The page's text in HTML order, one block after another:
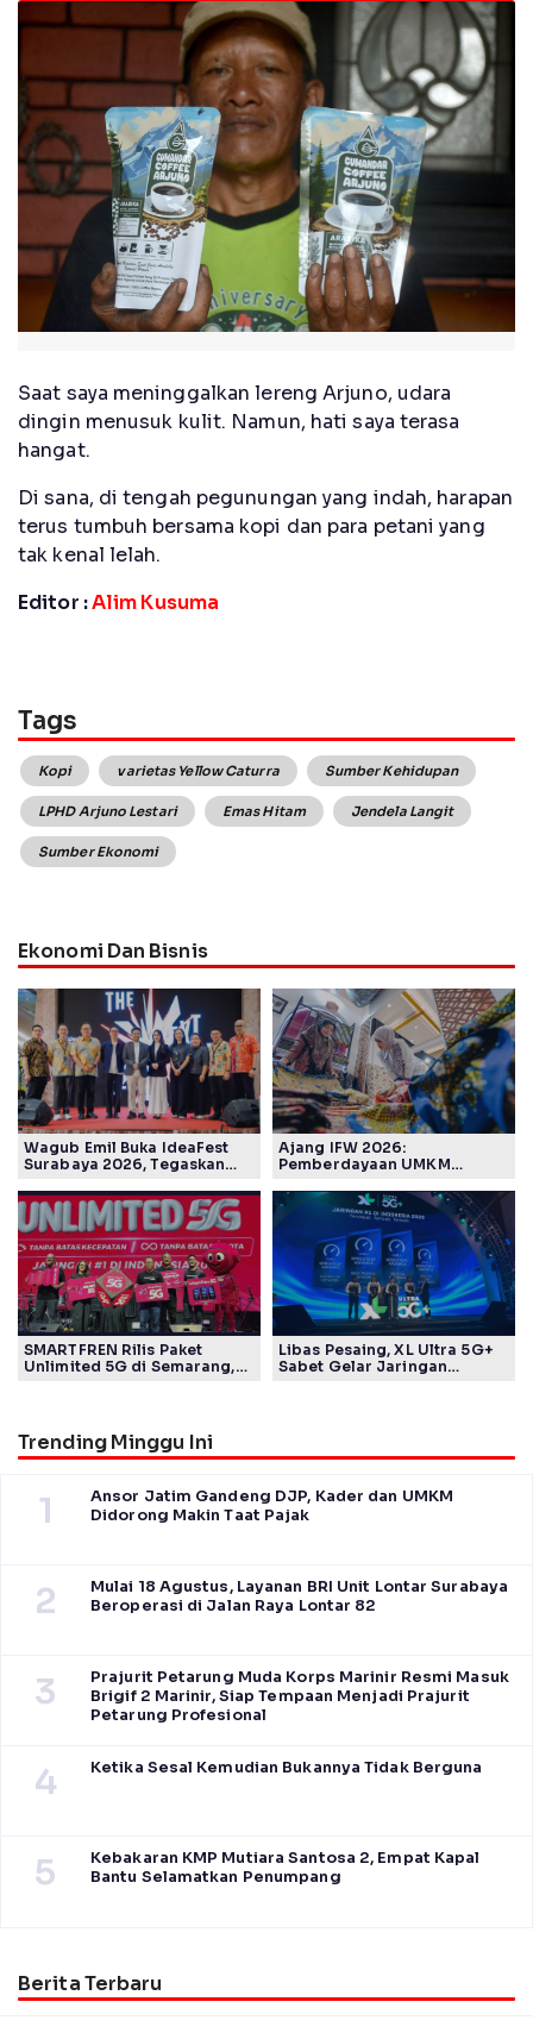
Saat saya meninggalkan lereng Arjuno, udara
dingin menusuk kulit. Namun, hati saya terasa
hangat.
Di sana, di tengah pegunungan yang indah, harapan
terus tumbuh bersama kopi dan para petani yang
tak kenal lelah.
Editor :Alim Kusuma
Tags
Kopi varietas Yellow Caturra Sumber Kehidupan
LPHD Arjuno Lestari Emas Hitam Jendela Langit
Sumber Ekonomi
Ekonomi Dan Bisnis
Wagub Emil Buka IdeaFest
Surabaya 2026, Tegaskan
Timur
Ajang IFW 2026:
Pemberdayaan UMKM
Kelompok Disabilitas dan
Keberlanjutan
SMARTFREN Rilis Paket
Unlimited 5G di Semarang,
Libas Pesaing, XL Ultra 5G+
Sabet Gelar Jaringan
Trending Minggu Ini
1
Ansor Jatim Gandeng DJP, Kader dan UMKM
Didorong Makin Taat Pajak
2
Mulai 18 Agustus, Layanan BRI Unit Lontar Surabaya
Beroperasi di Jalan Raya Lontar 82
3
Prajurit Petarung Muda Korps Marinir Resmi Masuk
Brigif 2 Marinir, Siap Tempaan Menjadi Prajurit
Petarung Profesional
4 Ketika Sesal Kemudian Bukannya Tidak Berguna
5
Kebakaran KMP Mutiara Santosa 2, Empat Kapal
Bantu Selamatkan Penumpang
Berita Terbaru